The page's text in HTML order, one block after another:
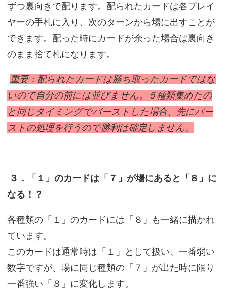
ずつ裏向きで配ります。配られたカードは各プレイ
ヤーの手札に入り、次のターンから場に出すことが
できます。配った時にカードが余った場合は裏向き
のまま捨て札になります。
重要：配られたカードは勝ち取ったカードではな
いので自分の前には並びません。５種類集めたの
と同じタイミングでバーストした場合、先にバー
ストの処理を行うので勝利は確定しません。
３．「１」のカードは「７」が場にあると「８」に
なる！？
各種類の「１」のカードには「８」も一緒に描かれ
ています。
このカードは通常時は「１」として扱い、一番弱い
数字ですが、場に同じ種類の「７」が出た時に限り
一番強い「８」に変化します。